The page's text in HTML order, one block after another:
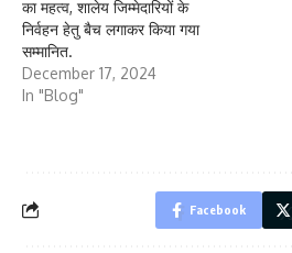
का महत्व, शालेय जिम्मेदारियों के
निर्वहन हेतु बैच लगाकर किया गया
सम्मानित.
December 17, 2024
In "Blog"
Facebook